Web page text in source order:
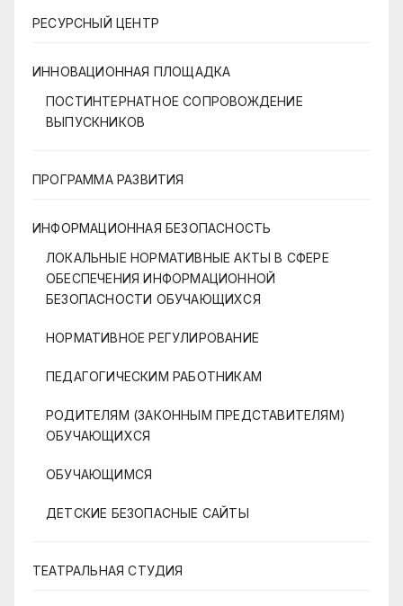
РЕСУРСНЫЙ ЦЕНТР
ИННОВАЦИОННАЯ ПЛОЩАДКА
ПОСТИНТЕРНАТНОЕ СОПРОВОЖДЕНИЕ
ВЫПУСКНИКОВ
ПРОГРАММА РАЗВИТИЯ
ИНФОРМАЦИОННАЯ БЕЗОПАСНОСТЬ
ЛОКАЛЬНЫЕ НОРМАТИВНЫЕ АКТЫ В СФЕРЕ
ОБЕСПЕЧЕНИЯ ИНФОРМАЦИОННОЙ
БЕЗОПАСНОСТИ ОБУЧАЮЩИХСЯ
НОРМАТИВНОЕ РЕГУЛИРОВАНИЕ
ПЕДАГОГИЧЕСКИМ РАБОТНИКАМ
РОДИТЕЛЯМ (ЗАКОННЫМ ПРЕДСТАВИТЕЛЯМ)
ОБУЧАЮЩИХСЯ
ОБУЧАЮЩИМСЯ
ДЕТСКИЕ БЕЗОПАСНЫЕ САЙТЫ
ТЕАТРАЛЬНАЯ СТУДИЯ